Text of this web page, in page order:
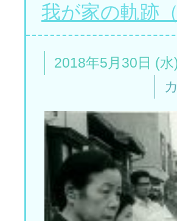
我が家の軌跡
2018年5月30日 (水